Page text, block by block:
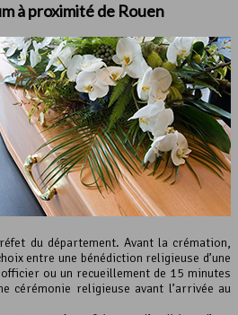
à proximité de Rouen
du département. Avant la crémation,
entre une bénédiction religieuse d’une
officier ou un recueillement de 15 minutes
cérémonie religieuse avant l’arrivée au